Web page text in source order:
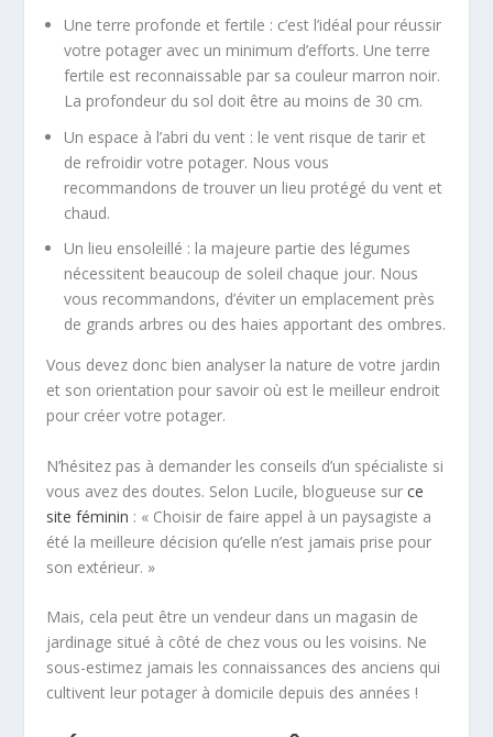
Une terre profonde et fertile : c’est l’idéal pour réussir
votre potager avec un minimum d’efforts. Une terre
fertile est reconnaissable par sa couleur marron noir.
La profondeur du sol doit être au moins de 30 cm.
Un espace à l’abri du vent : le vent risque de tarir et
de refroidir votre potager. Nous vous
recommandons de trouver un lieu protégé du vent et
chaud.
Un lieu ensoleillé : la majeure partie des légumes
nécessitent beaucoup de soleil chaque jour. Nous
vous recommandons, d’éviter un emplacement près
de grands arbres ou des haies apportant des ombres.
Vous devez donc bien analyser la nature de votre jardin
et son orientation pour savoir où est le meilleur endroit
pour créer votre potager.
N’hésitez pas à demander les conseils d’un spécialiste si
vous avez des doutes. Selon Lucile, blogueuse surce
site féminin : « Choisir de faire appel à un paysagiste a
été la meilleure décision qu’elle n’est jamais prise pour
son extérieur. »
Mais, cela peut être un vendeur dans un magasin de
jardinage situé à côté de chez vous ou les voisins. Ne
sous-estimez jamais les connaissances des anciens qui
cultivent leur potager à domicile depuis des années !